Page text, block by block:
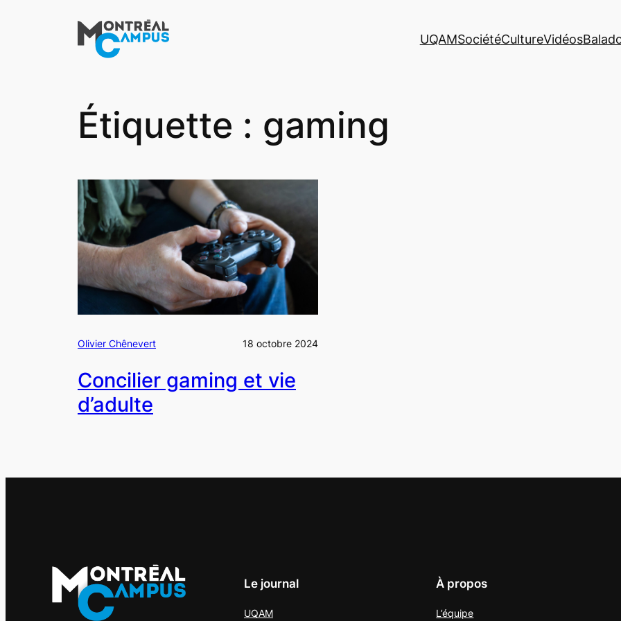
UQAMSociétéCultureVidéos
Étiquette : gaming
Olivier Chênevert 18 octobre 2024
Concilier gaming et vie
d’adulte
Le journal
UQAM
À propos
L’équipe